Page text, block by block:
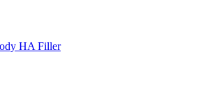
HA Filler